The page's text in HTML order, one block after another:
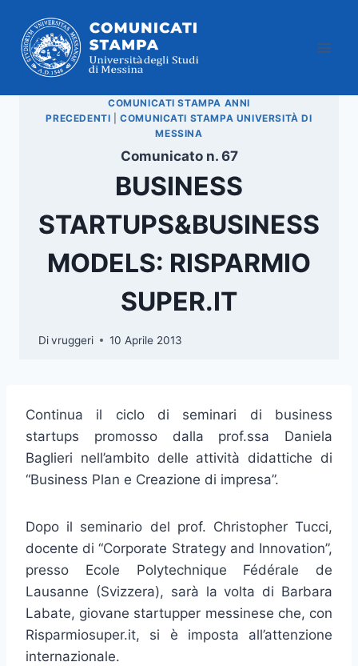
contenuto
COMUNICATI STAMPA ANNI
PRECEDENTI |COMUNICATI STAMPA UNIVERSITÀ DI
MESSINA
Comunicato n. 67
BUSINESS
STARTUPS&BUSINESS
MODELS: RISPARMIO
SUPER.IT
Divruggeri 10 Aprile 2013
Continua il ciclo di seminari di business
startups promosso dalla prof.ssa Daniela
Baglieri nell’ambito delle attività didattiche di
“Business Plan e Creazione di impresa”.
Dopo il seminario del prof. Christopher Tucci,
docente di “Corporate Strategy and Innovation”,
presso Ecole Polytechnique Fédérale de
Lausanne (Svizzera), sarà la volta di Barbara
Labate, giovane startupper messinese che, con
Risparmiosuper.it, si è imposta all’attenzione
internazionale.